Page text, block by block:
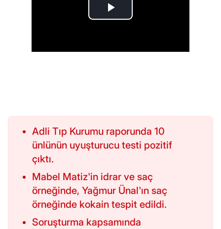
Adli Tıp Kurumu raporunda 10
ünlünün uyuşturucu testi pozitif
çıktı.
Mabel Matiz'in idrar ve saç
örneğinde, Yağmur Ünal'ın saç
örneğinde kokain tespit edildi.
Soruşturma kapsamında